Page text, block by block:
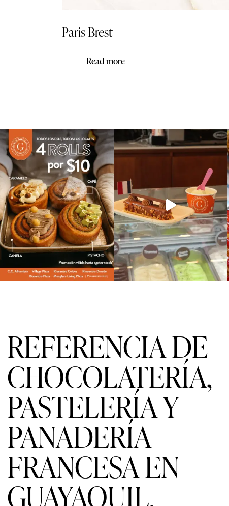
Paris Brest
Read more
REFERENCIA DE
CHOCOLATERÍA,
PASTELERÍA Y
PANADERÍA
FRANCESA EN
GUAYAQUIL.